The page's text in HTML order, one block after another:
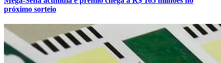
próximo sorteio